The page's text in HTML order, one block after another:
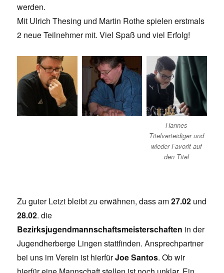
werden.
Mit Ulrich Thesing und Martin Rothe spielen erstmals
2 neue Teilnehmer mit. Viel Spaß und viel Erfolg!
Hannes
Titelverteidiger und
wieder Favorit auf
den Titel
Zu guter Letzt bleibt zu erwähnen, dass am27.02 und
28.02. die
Bezirksjugendmannschaftsmeisterschaften in der
Jugendherberge Lingen stattfinden. Ansprechpartner
bei uns im Verein ist hierfürJoe Santos. Ob wir